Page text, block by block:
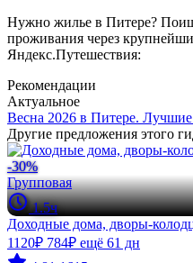
Нужно жилье в Питере?
проживания через
Яндекс.Путешествия:
Рекомендации
Актуальное
Весна 2026 в Питере. Лучшие
Другие предложения этого
-30%
Групповая
1.5ч
Доходные дома, дворы-
1120₽ 784₽ ещё 61 дн